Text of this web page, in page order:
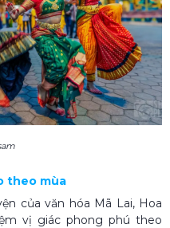
theo mùa
của văn hóa Mã Lai, Hoa
vị giác phong phú theo